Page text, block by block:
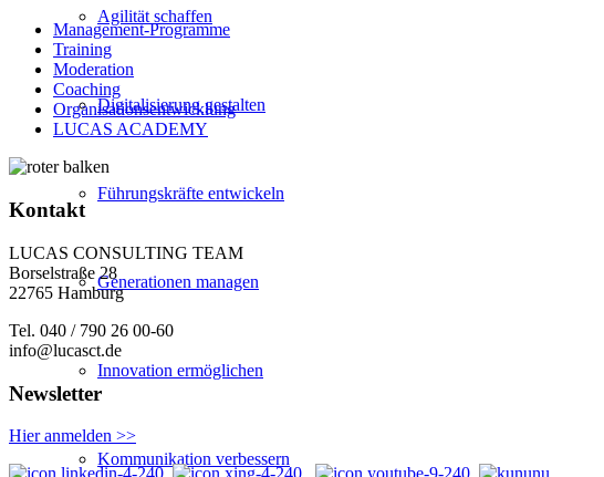
Agilität schaffen
Digitalisierung gestalten
Führungskräfte entwickeln
Generationen managen
Innovation ermöglichen
Kommunikation verbessern
Management-Programme
Training
Moderation
Coaching
Organisationsentwicklung
LUCAS ACADEMY
Kontakt
LUCAS CONSULTING TEAM
Borselstraße 28
22765 Hamburg
Tel. 040 / 790 26 00-60
info@lucasct.de
Newsletter
Hier anmelden >>